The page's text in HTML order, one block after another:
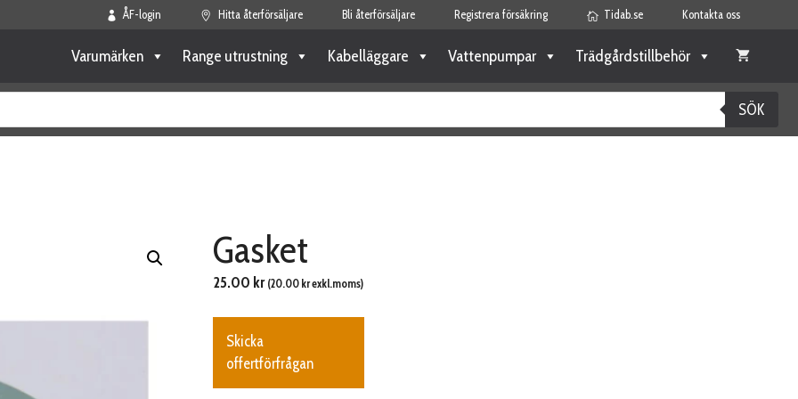
ÅF-login Hitta återförsäljare Bli återförsäljare Registrera försäkring Tidab.se Kontakta oss
Varumärken Range utrustning Kabelläggare Vattenpumpar Trädgårdstillbehör
SÖK
Gasket
25.00 kr (20.00 krexkl.moms)
Skicka
offertförfrågan